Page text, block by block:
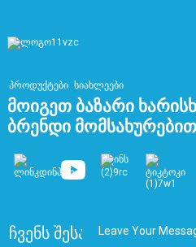
პროდუქტები სიახლეები
Მოიგეთ Ბაზარი
Ბრენდი Მომსახურებით
ჩვენს შესახებ ხშირად
Leave Your